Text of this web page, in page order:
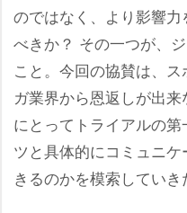
のではなく、より影響
べきか？ その一つが、
こと。今回の協賛は、
ガ業界から恩返しが出
にとってトライアルの
ツと具体的にコミュニ
きるのかを模索していき